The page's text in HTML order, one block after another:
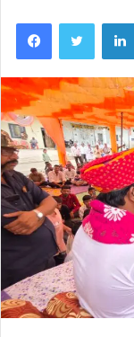
FacebookTwitter